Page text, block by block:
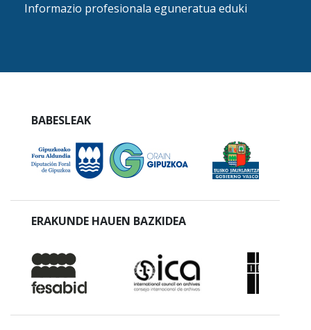
Informazio profesionala eguneratua eduki
BABESLEAK
ERAKUNDE HAUEN BAZKIDEA